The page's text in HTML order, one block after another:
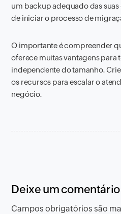
um backup adequado das suas
de iniciar o processo de
O importante é compreender
oferece muitas vantagens para
independente do tamanho.
os recursos para escalar o
negócio.
Deixe um comentário
Campos obrigatórios são